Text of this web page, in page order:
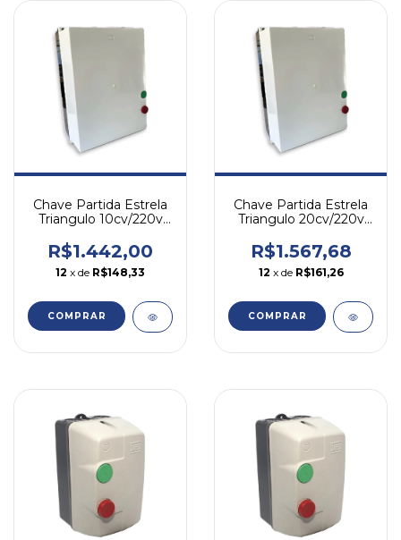
Chave Partida Estrela
Triangulo 10cv/220v
Branco
R$1.442,00
12 x de R$148,33
COMPRAR
Chave Partida Estrela
Triangulo 20cv/220v
Branco
R$1.567,68
12 x de R$161,26
COMPRAR